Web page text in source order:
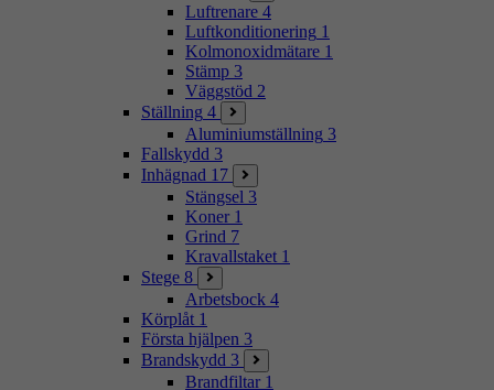
Luftrenare 4
Luftkonditionering 1
Kolmonoxidmätare 1
Stämp 3
Väggstöd 2
Ställning 4
Aluminiumställning 3
Fallskydd 3
Inhägnad 17
Stängsel 3
Koner 1
Grind 7
Kravallstaket 1
Stege 8
Arbetsbock 4
Körplåt 1
Första hjälpen 3
Brandskydd 3
Brandfiltar 1